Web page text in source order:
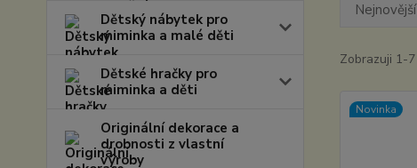
Dětský nábytek pro
miminka a malé děti
Dětské hračky pro
miminka a děti
Originální dekorace a
drobnosti z vlastní
výroby
Nejnovější
Zobrazuji 1-
Novinka